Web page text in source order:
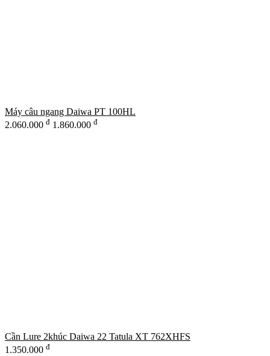
Máy câu ngang Daiwa PT 100HL
2.060.000 đ 1.860.000 đ
Cần Lure 2khúc Daiwa 22 Tatula XT 762XHFS
1.350.000 đ